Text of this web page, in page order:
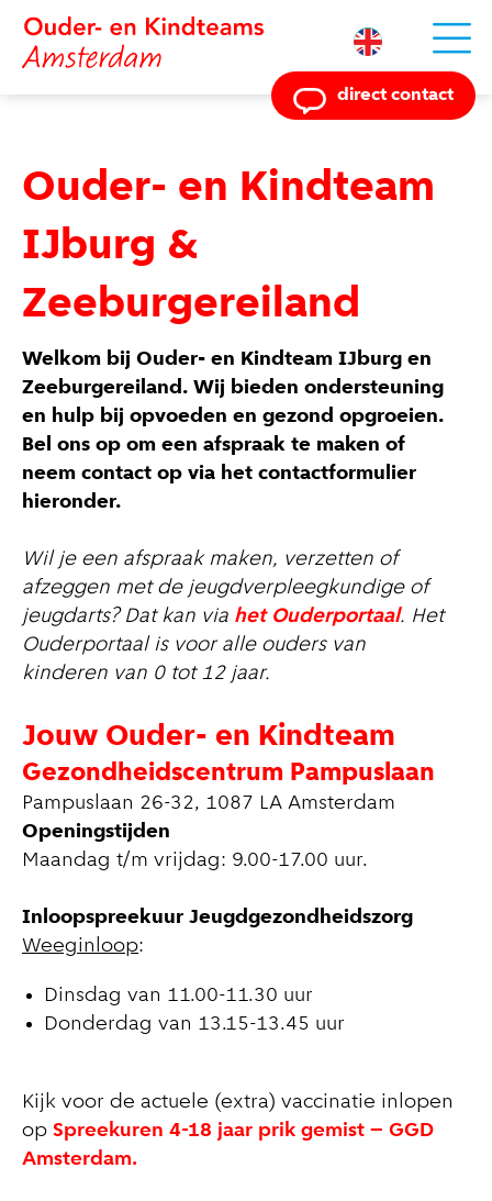
Powered by
direct contact
Ouder- en Kindteam
IJburg &
Zeeburgereiland
Welkom bij Ouder- en Kindteam IJburg en
Zeeburgereiland. Wij bieden ondersteuning
en hulp bij opvoeden en gezond opgroeien.
Bel ons op om een afspraak te maken of
neem contact op via het contactformulier
hieronder.
Wil je een afspraak maken, verzetten of
afzeggen met de jeugdverpleegkundige of
jeugdarts? Dat kan via het Ouderportaal. Het
Ouderportaal is voor alle ouders van
kinderen van 0 tot 12 jaar.
Jouw Ouder- en Kindteam
Gezondheidscentrum Pampuslaan
Pampuslaan 26-32, 1087 LA Amsterdam
Openingstijden
Maandag t/m vrijdag: 9.00-17.00 uur.
Inloopspreekuur Jeugdgezondheidszorg
Weeginloop:
Dinsdag van 11.00-11.30 uur
Donderdag van 13.15-13.45 uur
Kijk voor de actuele (extra) vaccinatie inlopen
op Spreekuren 4-18 jaar prik gemist – GGD
Amsterdam.